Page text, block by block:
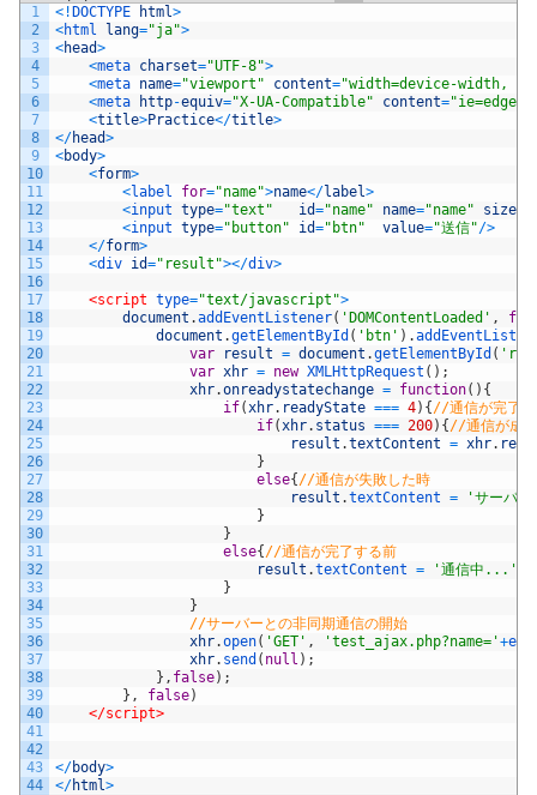
1
2
3
4
5
6
7
8
9
10
11
12
13
14
15
16
17
18
19
20
21
22
23
24
25
26
27
28
29
30
31
32
33
34
35
36
37
38
39
40
41
42
43
44
< !DOCTYPE html>
<html lang="ja">
<head>
<meta charset="UTF-8">
<meta name="viewport" content="width=device-width,
<meta http-equiv="X-UA-Compatible" content="ie=edge"
<title>Practice</title>
</head>
<body>
<form>
<label for="name">name</label>
<input type="text" id="name" name="name" size
<input type="button" id="btn" value="送信"/>
</form>
<div id="result"></div>
<script type="text/javascript">
document .addEventListener( 'DOMContentLoaded' ,
document .getElementById ( 'btn' ) .
var
result = document .getElementById (
var xhr = new XMLHttpRequest ( ) ;
xhr.onreadystatechange = function( ) {
if( xhr. readyState === 4) {//通信が完了し
if( xhr. status === 200) {//通信が成
result .textContent = xhr.
}
else{//通信が失敗した時
result .textContent =
'サーバー
}
}
else{//通信が完了する前
result .textContent = '通信中...'
}
}
//サーバーとの非同期通信の開始
xhr.open( 'GET' , 'test_ajax.php?name='+
xhr. send ( null ) ;
} , false) ;
} , false)
</script>
</body>
</html>